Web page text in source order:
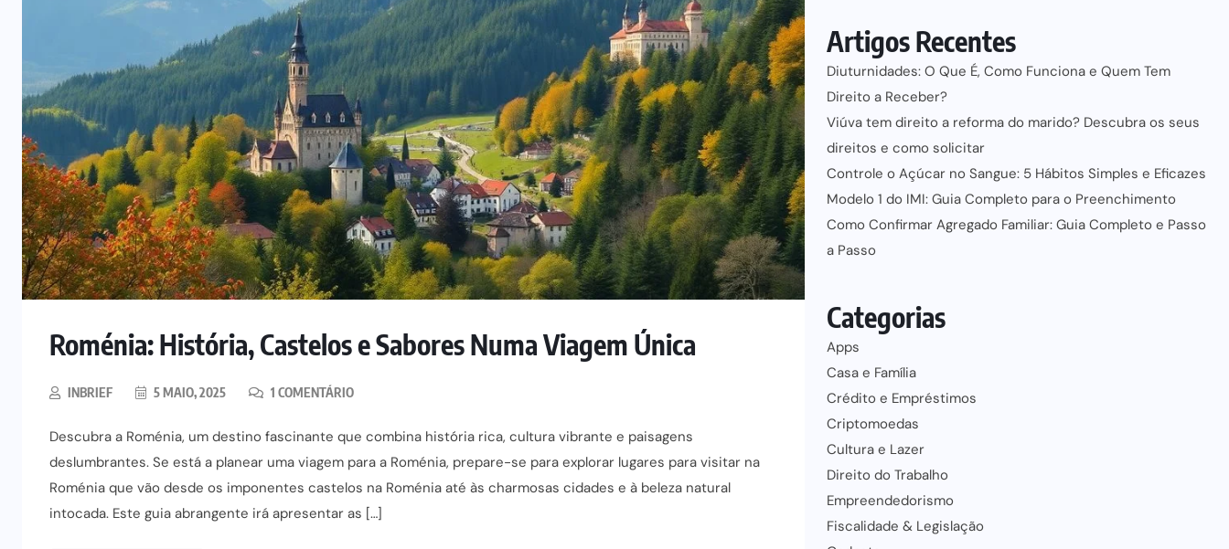
Roménia: História, Castelos e Sabores Numa Viagem Única
INBRIEF 5 MAIO, 2025 1 COMENTÁRIO
Descubra a Roménia, um destino fascinante que combina história rica, cultura vibrante e paisagens
deslumbrantes. Se está a planear uma viagem para a Roménia, prepare-se para explorar lugares para visitar na
Roménia que vão desde os imponentes castelos na Roménia até às charmosas cidades e à beleza natural
intocada. Este guia abrangente irá apresentar as […]
Artigos Recentes
Diuturnidades: O Que É, Como Funciona e Quem Tem
Direito a Receber?
Viúva tem direito a reforma do marido? Descubra os seus
direitos e como solicitar
Controle o Açúcar no Sangue: 5 Hábitos Simples e Eficazes
Modelo 1 do IMI: Guia Completo para o Preenchimento
Como Confirmar Agregado Familiar: Guia Completo e Passo
a Passo
Categorias
Apps
Casa e Família
Crédito e Empréstimos
Criptomoedas
Cultura e Lazer
Direito do Trabalho
Empreendedorismo
Fiscalidade & Legislação